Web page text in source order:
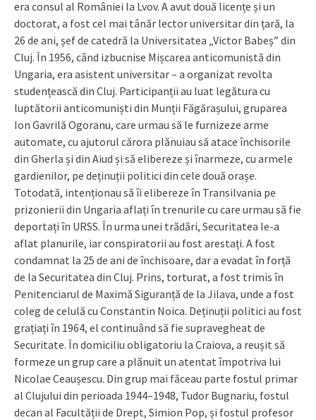
era consul al României la Lvov. A avut două licențe și un
doctorat, a fost cel mai tânăr lector universitar din țară, la
26 de ani, șef de catedră la Universitatea „Victor Babeș” din
Cluj. În 1956, când izbucnise Mișcarea anticomunistă din
Ungaria, era asistent universitar – a organizat revolta
studențească din Cluj. Participanții au luat legătura cu
luptătorii anticomuniști din Munții Făgărașului, gruparea
Ion Gavrilă Ogoranu, care urmau să le furnizeze arme
automate, cu ajutorul cărora plănuiau să atace închisorile
din Gherla și din Aiud și să elibereze și înarmeze, cu armele
gardienilor, pe deținuții politici din cele două orașe.
Totodată, intenționau să îi elibereze în Transilvania pe
prizonierii din Ungaria aflați în trenurile cu care urmau să fie
deportați în URSS. În urma unei trădări, Securitatea le-a
aflat planurile, iar conspiratorii au fost arestați. A fost
condamnat la 25 de ani de închisoare, dar a evadat în forță
de la Securitatea din Cluj. Prins, torturat, a fost trimis în
Penitenciarul de Maximă Siguranță de la Jilava, unde a fost
coleg de celulă cu Constantin Noica. Deținuții politici au fost
grațiați în 1964, el continuând să fie supravegheat de
Securitate. În domiciliu obligatoriu la Craiova, a reușit să
formeze un grup care a plănuit un atentat împotriva lui
Nicolae Ceaușescu. Din grup mai făceau parte fostul primar
al Clujului din perioada 1944–1948, Tudor Bugnariu, fostul
decan al Facultății de Drept, Simion Pop, și fostul profesor